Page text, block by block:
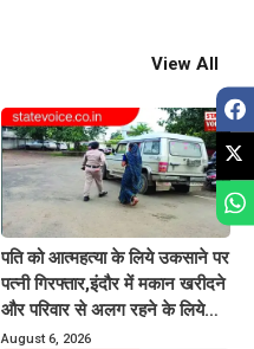
View All
पति को आत्महत्या के लिये उकसाने पर
पत्नी गिरफ्तार,इंदौर में मकान खरीदने
और परिवार से अलग रहने के लिये
करती थी प्रताड़ित
August 6, 2026